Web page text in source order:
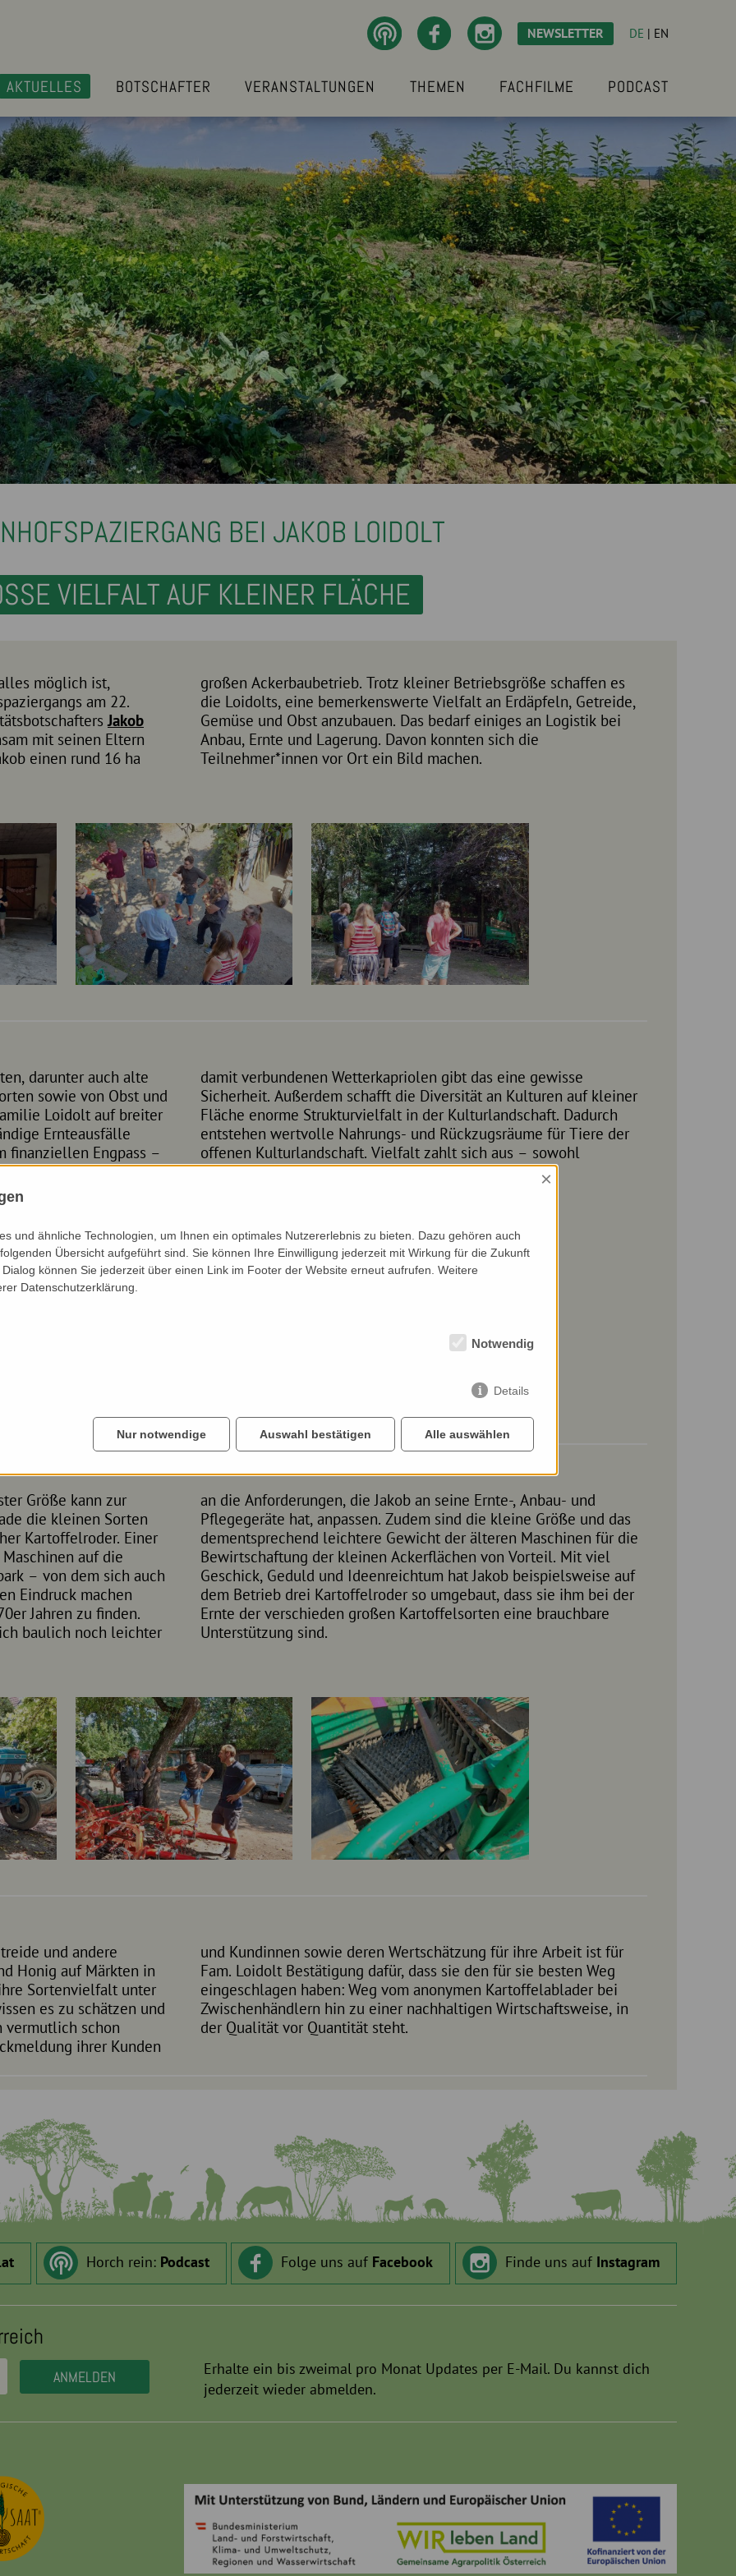
NEWSLETTER DE | EN
AKTUELLES BOTSCHAFTER VERANSTALTUNGEN THEMEN FACHFILME PODCAST
BEI JAKOB LOIDOLT
VIELFALT AUF KLEINER FLÄCHE
möglich ist,
am 22.
Jakob
mit seinen Eltern
einen rund 16 ha
großen Ackerbaubetrieb. Trotz kleiner Betriebsgröße schaffen es
die Loidolts, eine bemerkenswerte Vielfalt an Erdäpfeln, Getreide,
Gemüse und Obst anzubauen. Das bedarf einiges an Logistik bei
konnten sich die
Teilnehmer*innen vor Ort ein Bild machen.
darunter auch alte
sowie von Obst und
Loidolt auf breiter
Ernteausfälle
finanziellen Engpass –
man notfalls
mit den
das eine gewisse
an Kulturen auf kleiner
Dadurch
für Tiere der
sich aus – sowohl
ökologisch als auch ökonomisch.
Größe kann zur
die kleinen Sorten
Kartoffelroder. Einer
auf die
– von dem sich auch
Eindruck machen
Jahren zu finden.
baulich noch leichter
, Anbau- und
kleine Größe und das
Maschinen für die
Vorteil. Mit viel
beispielsweise auf
dass sie ihm bei der
eine brauchbare
Unterstützung sind.
und andere
Honig auf Märkten in
Sortenvielfalt unter
es zu schätzen und
vermutlich schon
ihrer Kunden
ihre Arbeit ist für
für sie besten Weg
Kartoffelablader bei
Wirtschaftsweise, in
der Qualität vor Quantität steht.
Horch rein: Podcast Folge uns auf Facebook Finde uns auf Instagram
Erhalte ein bis zweimal pro Monat Updates per E-Mail. Du kannst dich
jederzeit wieder abmelden.
×
und ähnliche Technologien, um Ihnen ein optimales Nutzererlebnis zu bieten. Dazu gehören auch
Übersicht aufgeführt sind. Sie können Ihre Einwilligung jederzeit mit Wirkung für die Zukunft
können Sie jederzeit über einen Link im Footer der Website erneut aufrufen. Weitere
Datenschutzerklärung.
Notwendig
Details
Nur notwendige Auswahl bestätigen Alle auswählen